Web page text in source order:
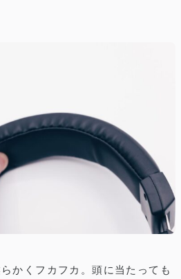
かくフカフカ。頭に当たっても